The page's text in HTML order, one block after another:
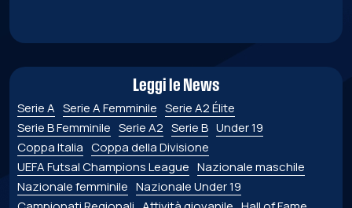
Leggi le News
Serie A Serie A Femminile Serie A2 Élite
Serie B Femminile Serie A2 Serie B Under 19
Coppa Italia Coppa della Divisione
UEFA Futsal Champions League Nazionale maschile
Nazionale femminile Nazionale Under 19